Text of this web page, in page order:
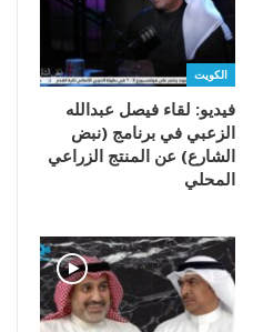
الكويت
فيديو: لقاء فيصل عبدالله
الزعبي في برنامج (نبض
الشارع) عن المنتج الزراعي
المحلي